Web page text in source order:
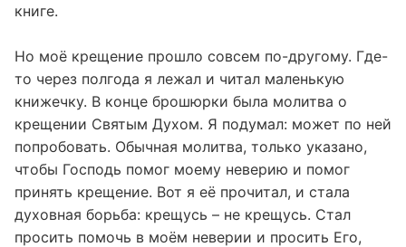
книге.
Но моё крещение прошло совсем по-другому. Где-
то через полгода я лежал и читал маленькую
книжечку. В конце брошюрки была молитва о
крещении Святым Духом. Я подумал: может по ней
попробовать. Обычная молитва, только указано,
чтобы Господь помог моему неверию и помог
принять крещение. Вот я её прочитал, и стала
духовная борьба: крещусь – не крещусь. Стал
просить помочь в моём неверии и просить Его,